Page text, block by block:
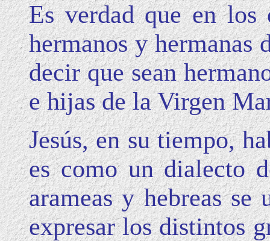
Es verdad que en los
hermanos y hermanas
decir que sean
e hijas de la Virgen
Jesús, en su tiempo,
es como un dialecto
arameas y hebreas se
expresar los distintos